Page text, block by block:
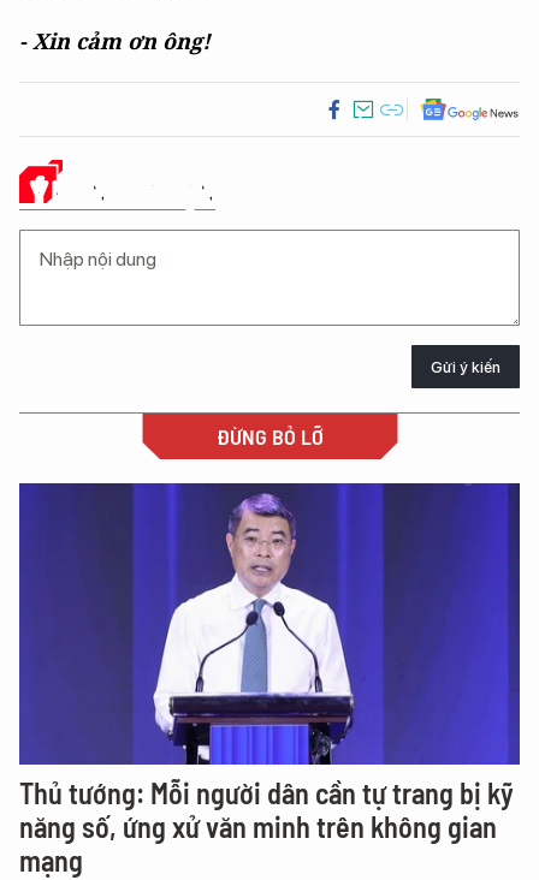
- Xin cảm ơn ông!
Ý KIẾN CỦA BẠN
Gửi ý kiến
ĐỪNG BỎ LỠ
Thủ tướng: Mỗi người dân cần tự trang bị kỹ
năng số, ứng xử văn minh trên không gian
mạng